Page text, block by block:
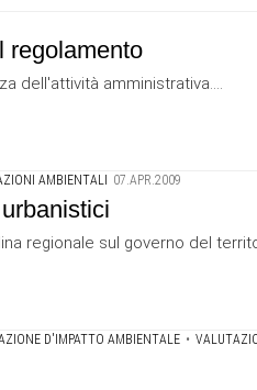
regolamento
dell'attività amministrativa....
AMBIENTALI 07.APR.2009
regionale sul governo del
D'IMPATTO AMBIENTALE •